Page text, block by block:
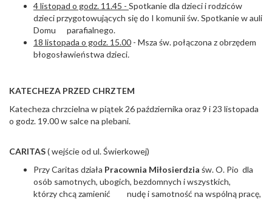
4 listopad o godz. 11.45 - Spotkanie dla dzieci i rodziców
dzieci przygotowujących się do I komunii św. Spotkanie w auli
Domu parafialnego.
18 listopada o godz. 15.00 - Msza św. połączona z obrzędem
błogosławieństwa dzieci.
KATECHEZA PRZED CHRZTEM
Katecheza chrzcielna w piątek 26 października oraz 9 i 23 listopada
o godz. 19.00 w salce na plebani.
CARITAS( wejście od ul. Świerkowej)
Przy Caritas działa Pracownia Miłosierdzia św. O. Pio dla
osób samotnych, ubogich, bezdomnych i wszystkich,
którzy chcą zamienić nudę i samotność na wspólną pracę,